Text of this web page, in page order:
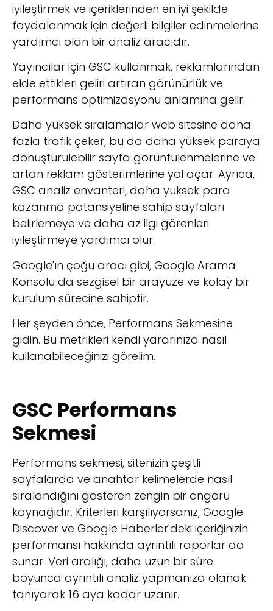
iyileştirmek ve içeriklerinden en iyi şekilde
faydalanmak için değerli bilgiler edinmelerine
yardımcı olan bir analiz aracıdır.
Yayıncılar için GSC kullanmak, reklamlarından
elde ettikleri geliri artıran görünürlük ve
performans optimizasyonu anlamına gelir.
Daha yüksek sıralamalar web sitesine daha
fazla trafik çeker, bu da daha yüksek paraya
dönüştürülebilir sayfa görüntülenmelerine ve
artan reklam gösterimlerine yol açar. Ayrıca,
GSC analiz envanteri, daha yüksek para
kazanma potansiyeline sahip sayfaları
belirlemeye ve daha az ilgi görenleri
iyileştirmeye yardımcı olur.
Google'ın çoğu aracı gibi, Google Arama
Konsolu da sezgisel bir arayüze ve kolay bir
kurulum sürecine sahiptir.
Her şeyden önce, Performans Sekmesine
gidin. Bu metrikleri kendi yararınıza nasıl
kullanabileceğinizi görelim.
GSC Performans
Sekmesi
Performans sekmesi, sitenizin çeşitli
sayfalarda ve anahtar kelimelerde nasıl
sıralandığını gösteren zengin bir öngörü
kaynağıdır. Kriterleri karşılıyorsanız, Google
Discover ve Google Haberler'deki içeriğinizin
performansı hakkında ayrıntılı raporlar da
sunar. Veri aralığı, daha uzun bir süre
boyunca ayrıntılı analiz yapmanıza olanak
tanıyarak 16 aya kadar uzanır.